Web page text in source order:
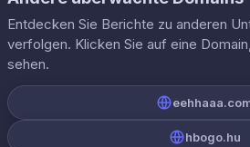
Entdecken Sie Berichte zu anderen
verfolgen. Klicken Sie auf eine
sehen.
hbogo.hu